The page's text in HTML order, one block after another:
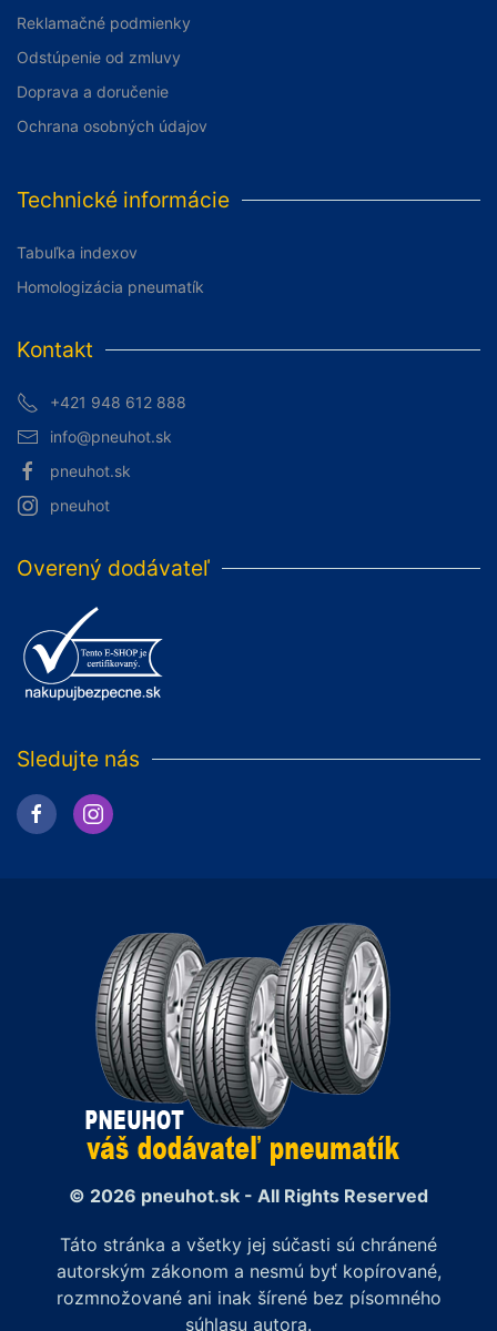
Reklamačné podmienky
Odstúpenie od zmluvy
Doprava a doručenie
Ochrana osobných údajov
Technické informácie
Tabuľka indexov
Homologizácia pneumatík
Kontakt
+421 948 612 888
info@pneuhot.sk
pneuhot.sk
pneuhot
Overený dodávateľ
Sledujte nás
© 2026 pneuhot.sk - All Rights Reserved
Táto stránka a všetky jej súčasti sú chránené
autorským zákonom a nesmú byť kopírované,
rozmnožované ani inak šírené bez písomného
súhlasu autora.